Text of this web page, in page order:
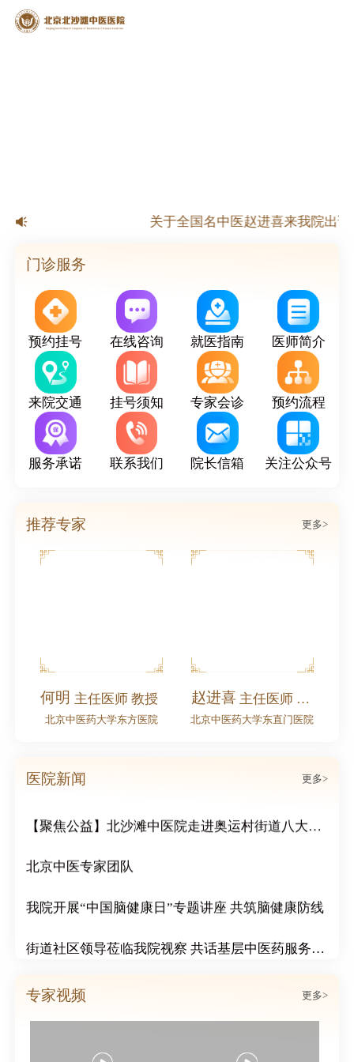
关于全国名中医赵进喜来我院出诊
门诊服务
预约挂号 在线咨询 就医指南 医师简介
来院交通 挂号须知 专家会诊 预约流程
服务承诺 联系我们 院长信箱 关注公众号
推荐专家 更多>
何明 主任医师 教授
北京中医药大学东方医院
赵进喜 主任医师 全国名中医
北京中医药大学东直门医院
医院新闻 更多>
传递冬日温情：北沙滩中医院为市民免费赠送腊八粥
北京中医专家团队
我院开展“中国脑健康日”专题讲座 共筑脑健康防线
北沙滩中医医院成功举办心血管疑难病例分享会
北沙滩中医医院心脑血管科举行案例说明会
专家视频 更多>